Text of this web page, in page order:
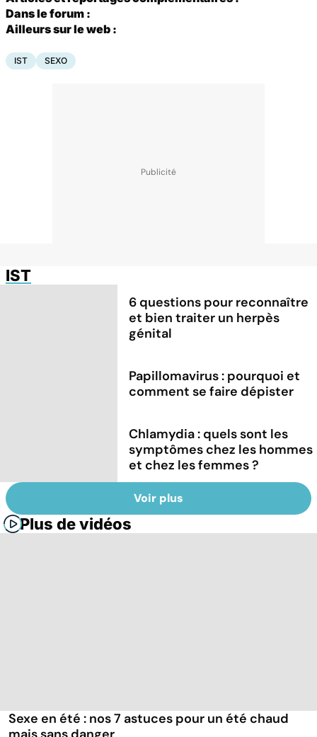
Dans le forum :
Ailleurs sur le web :
IST SEXO
IST
6 questions pour reconnaître
et bien traiter un herpès
génital
Papillomavirus : pourquoi et
comment se faire dépister
Chlamydia : quels sont les
symptômes chez les hommes
et chez les femmes ?
Voir plus
Plus de vidéos
Sexe en été : nos 7 astuces pour un été chaud